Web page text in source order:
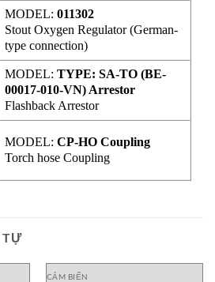
MODEL:011302
Stout Oxygen Regulator (German-
type connection)
MODEL:TYPE: SA-TO (BE-
00017-010-VN) Arrestor
Flashback Arrestor
MODEL:CP-HO Coupling
Torch hose Coupling
TỰ
CẢM BIẾN